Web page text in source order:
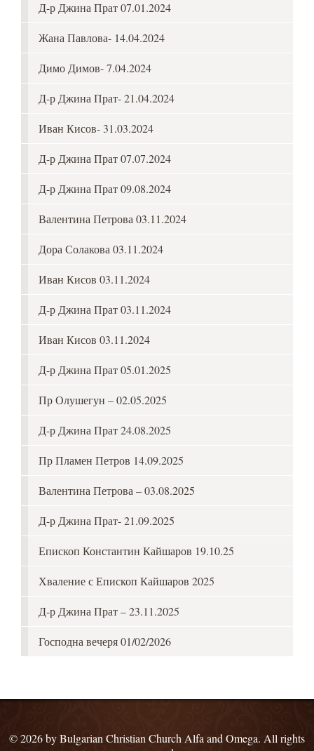
Д-р Джина Прат 07.01.2024
Жана Павлова- 14.04.2024
Димо Димов- 7.04.2024
Д-р Джина Прат- 21.04.2024
Иван Кисов- 31.03.2024
Д-р Джина Прат 07.07.2024
Д-р Джина Прат 09.08.2024
Валентина Петрова 03.11.2024
Дора Солакова 03.11.2024
Иван Кисов 03.11.2024
Д-р Джина Прат 03.11.2024
Иван Кисов 03.11.2024
Д-р Джина Прат 05.01.2025
Пр Олушегун – 02.05.2025
Д-р Джина Прат 24.08.2025
Пр Пламен Петров 14.09.2025
Валентина Петрова – 03.08.2025
Д-р Джина Прат- 21.09.2025
Епископ Константин Кайшаров 19.10.25
Хваление с Епископ Кайшаров 2025
Д-р Джина Прат – 23.11.2025
Господна вечеря 01/02/2026
© 2026 by Bulgarian Christian Church Alfa and Omega. All rights